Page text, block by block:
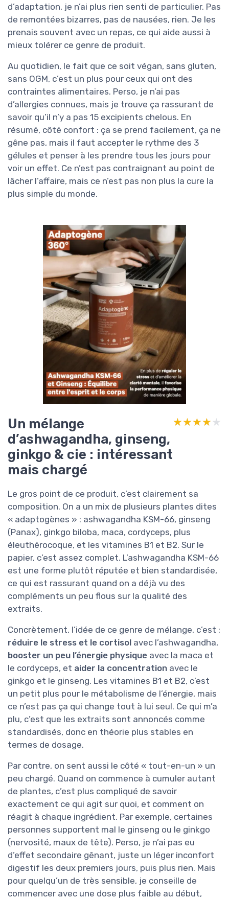
d’adaptation, je n’ai plus rien senti de particulier. Pas
de remontées bizarres, pas de nausées, rien. Je les
prenais souvent avec un repas, ce qui aide aussi à
mieux tolérer ce genre de produit.
Au quotidien, le fait que ce soit végan, sans gluten,
sans OGM, c’est un plus pour ceux qui ont des
contraintes alimentaires. Perso, je n’ai pas
d’allergies connues, mais je trouve ça rassurant de
savoir qu’il n’y a pas 15 excipients chelous. En
résumé, côté confort : ça se prend facilement, ça ne
gêne pas, mais il faut accepter le rythme des 3
gélules et penser à les prendre tous les jours pour
voir un effet. Ce n’est pas contraignant au point de
lâcher l’affaire, mais ce n’est pas non plus la cure la
plus simple du monde.
Un mélange
d’ashwagandha, ginseng,
ginkgo & cie : intéressant
mais chargé
★★★★★
★★★★★
Le gros point de ce produit, c’est clairement sa
composition. On a un mix de plusieurs plantes dites
« adaptogènes » : ashwagandha KSM-66, ginseng
(Panax), ginkgo biloba, maca, cordyceps, plus
éleuthérocoque, et les vitamines B1 et B2. Sur le
papier, c’est assez complet. L’ashwagandha KSM-66
est une forme plutôt réputée et bien standardisée,
ce qui est rassurant quand on a déjà vu des
compléments un peu flous sur la qualité des
extraits.
Concrètement, l’idée de ce genre de mélange, c’est :
réduire le stress et le cortisol avec l’ashwagandha,
booster un peu l’énergie physique avec la maca et
le cordyceps, et aider la concentration avec le
ginkgo et le ginseng. Les vitamines B1 et B2, c’est
un petit plus pour le métabolisme de l’énergie, mais
ce n’est pas ça qui change tout à lui seul. Ce qui m’a
plu, c’est que les extraits sont annoncés comme
standardisés, donc en théorie plus stables en
termes de dosage.
Par contre, on sent aussi le côté « tout-en-un » un
peu chargé. Quand on commence à cumuler autant
de plantes, c’est plus compliqué de savoir
exactement ce qui agit sur quoi, et comment on
réagit à chaque ingrédient. Par exemple, certaines
personnes supportent mal le ginseng ou le ginkgo
(nervosité, maux de tête). Perso, je n’ai pas eu
d’effet secondaire gênant, juste un léger inconfort
digestif les deux premiers jours, puis plus rien. Mais
pour quelqu’un de très sensible, je conseille de
commencer avec une dose plus faible au début,